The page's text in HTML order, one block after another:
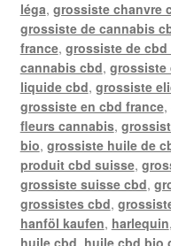
léga, grossiste chanvre
grossiste de cannabis
france, grossiste de cbd
cannabis cbd, grossiste
liquide cbd, grossiste
grossiste en cbd france,
fleurs cannabis,
bio, grossiste huile de
produit cbd suisse,
grossiste suisse cbd,
grossistes cbd,
hanföl kaufen, harlequin,